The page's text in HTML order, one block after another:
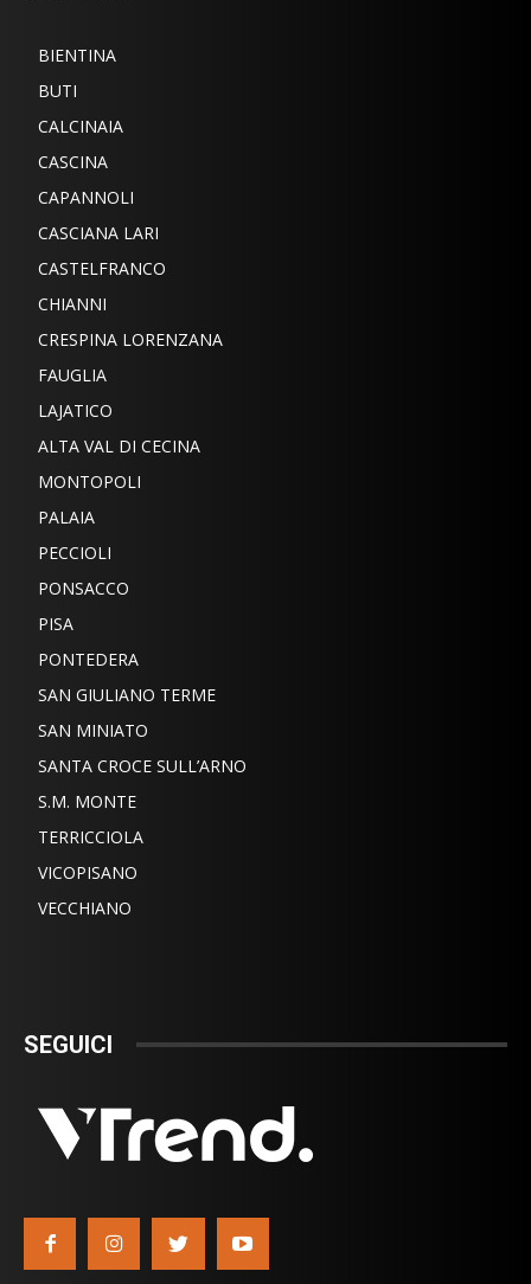
BIENTINA
BUTI
CALCINAIA
CASCINA
CAPANNOLI
CASCIANA LARI
CASTELFRANCO
CHIANNI
CRESPINA LORENZANA
FAUGLIA
LAJATICO
ALTA VAL DI CECINA
MONTOPOLI
PALAIA
PECCIOLI
PONSACCO
PISA
PONTEDERA
SAN GIULIANO TERME
SAN MINIATO
SANTA CROCE SULL’ARNO
S.M. MONTE
TERRICCIOLA
VICOPISANO
VECCHIANO
SEGUICI